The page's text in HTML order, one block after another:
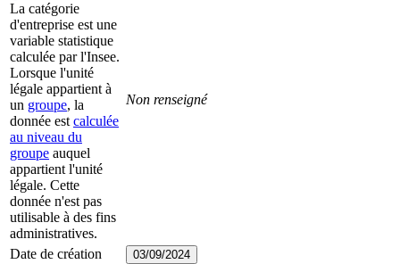
La catégorie
d'entreprise est une
variable statistique
calculée par l'Insee.
Lorsque l'unité
légale appartient à
un groupe, la
donnée est calculée
au niveau du
groupe auquel
appartient l'unité
légale. Cette
donnée n'est pas
utilisable à des fins
administratives.
Non renseigné
Date de création 03/09/2024